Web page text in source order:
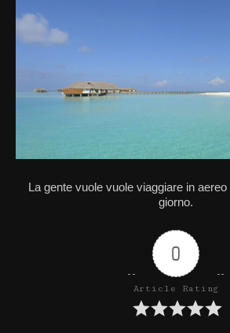
La gente vuole vuole viaggiare in
giorno.
0
Article Rating